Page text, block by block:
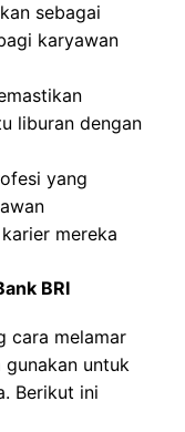
sebagai
karyawan
liburan dengan
yang
mereka
BRI
cara melamar
gunakan untuk
Berikut ini